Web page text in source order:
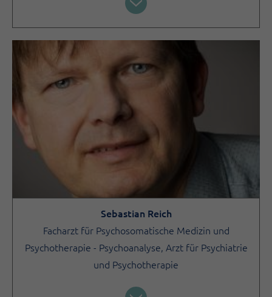
Sebastian Reich
Facharzt für Psychosomatische Medizin und
Psychotherapie - Psychoanalyse, Arzt für Psychiatrie
und Psychotherapie